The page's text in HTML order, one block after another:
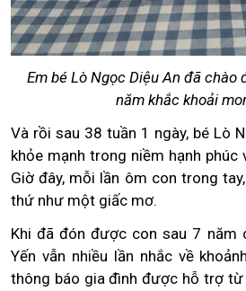
Em bé Lò Ngọc Diệu An đã chào
năm khắc khoải
Và rồi sau 38 tuần 1 ngày, bé Lò
khỏe mạnh trong niềm hạnh phúc
Giờ đây, mỗi lần ôm con trong
thứ như một giấc mơ.
Khi đã đón được con sau 7 năm
Yến vẫn nhiều lần nhắc về
thông báo gia đình được hỗ trợ từ